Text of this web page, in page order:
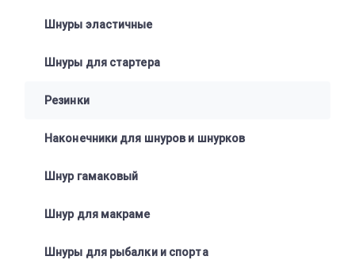
Шнуры эластичные
Шнуры для стартера
Резинки
Наконечники для шнуров и шнурков
Шнур гамаковый
Шнур для макраме
Шнуры для рыбалки и спорта